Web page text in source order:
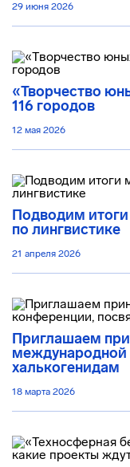
29 июня 2026
«Творчество
116 городов
12 мая 2026
Подводим
по лингвистике
21 апреля 2026
Приглашаем
международной
халькогенидам
18 марта 2026